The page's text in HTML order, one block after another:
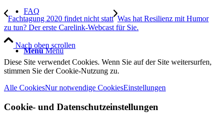
FAQ
Menü Menü
Fachtagung 2020 findet nicht statt Was hat Resilienz mit Humor
zu tun? Der erste Carelink-Webcast für Sie.
Nach oben scrollen
Diese Site verwendet Cookies. Wenn Sie auf der Site weitersurfen,
stimmen Sie der Cookie-Nutzung zu.
Alle CookiesNur notwendige CookiesEinstellungen
Cookie- und Datenschutzeinstellungen